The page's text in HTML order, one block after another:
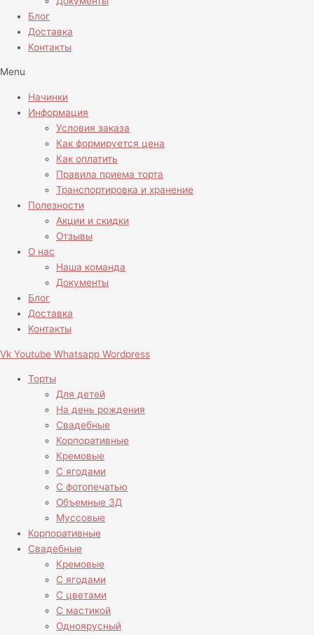
Блог
Доставка
Контакты
Menu
Начинки
Информация
Условия заказа
Как формируется цена
Как оплатить
Правила приема торта
Транспортировка и хранение
Полезности
Акции и скидки
Отзывы
О нас
Наша команда
Документы
Блог
Доставка
Контакты
Vk Youtube Whatsapp Wordpress
Торты
Для детей
На день рождения
Свадебные
Корпоративные
Кремовые
С ягодами
С фотопечатью
Объемные 3Д
Муссовые
Корпоративные
Свадебные
Кремовые
С ягодами
С цветами
С мастикой
Одноярусный